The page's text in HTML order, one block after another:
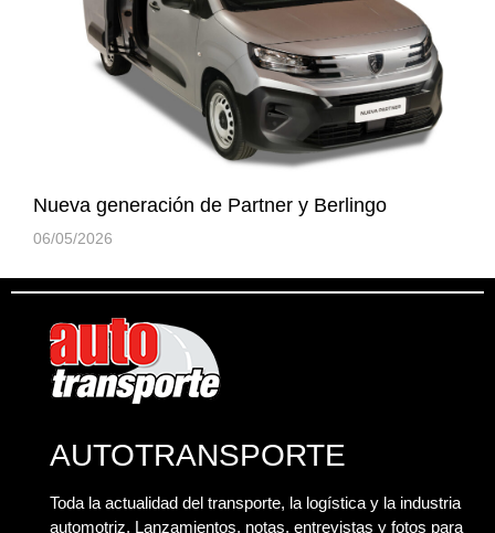
Nueva generación de Partner y Berlingo
06/05/2026
AUTOTRANSPORTE
Toda la actualidad del transporte, la logística y la industria
automotriz. Lanzamientos, notas, entrevistas y fotos para